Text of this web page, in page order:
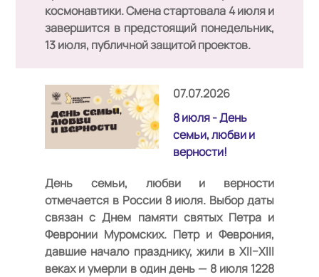
космонавтики. Смена стартовала 4 июля и
завершится в предстоящий понедельник,
13 июля, публичной защитой проектов.
07.07.2026
8 июля - День
семьи, любви и
верности!
День семьи, любви и верности
отмечается в России 8 июля. Выбор даты
связан с Днем памяти святых Петра и
Февронии Муромских. Петр и Феврония,
давшие начало празднику, жили в XII–XIII
веках и умерли в один день — 8 июля 1228